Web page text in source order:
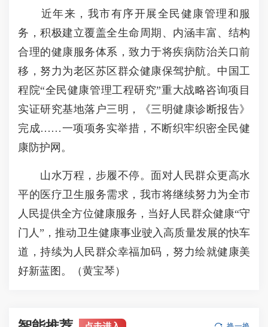
近年来，我市有序开展全民健康管理和服
务，积极建立覆盖全生命周期、内涵丰富、结构
合理的健康服务体系，致力于将疾病防治关口前
移，努力为老区苏区群众健康保驾护航。中国工
程院“全民健康管理工程研究”重大战略咨询项目
实证研究基地落户三明，《三明健康诊断报告》
完成……一项项务实举措，不断织牢织密全民健
康防护网。
山水万程，步履不停。面对人民群众更高水
平的医疗卫生服务需求，我市将继续努力为全市
人民提供全方位健康服务，当好人民群众健康“守
门人”，推动卫生健康事业驶入高质量发展的快车
道，持续为人民群众幸福加码，努力绘就健康美
好新蓝图。（黄宝琴）